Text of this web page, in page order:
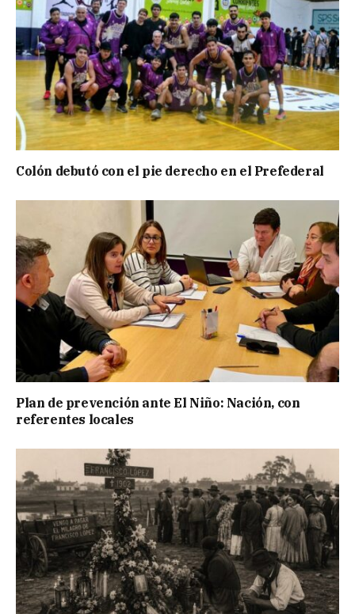
Colón debutó con el pie derecho en el Prefederal
Plan de prevención ante El Niño: Nación, con
referentes locales